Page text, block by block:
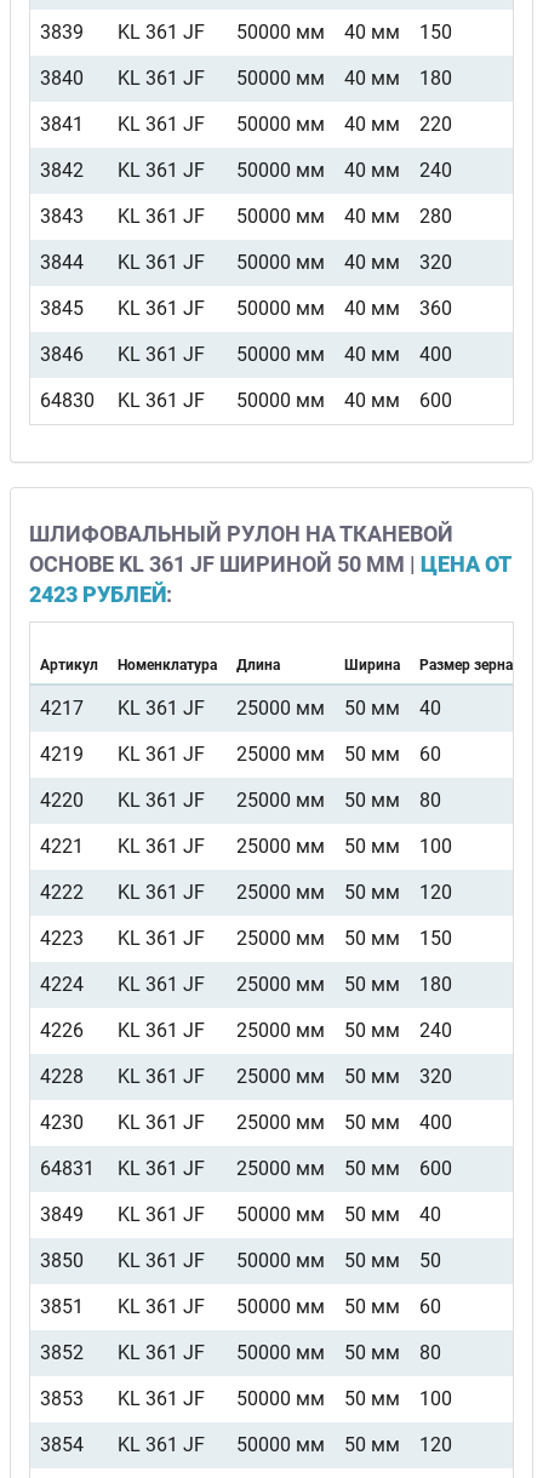
3839
KL 361 JF 50000 мм 40 мм
150
3840
KL 361 JF 50000 мм 40 мм
180
3841
KL 361 JF 50000 мм 40 мм
220
3842
KL 361 JF 50000 мм 40 мм
240
3843
KL 361 JF 50000 мм 40 мм
280
3844
KL 361 JF 50000 мм 40 мм
320
3845
KL 361 JF 50000 мм 40 мм
360
3846
KL 361 JF 50000 мм 40 мм
400
64830
KL 361 JF 50000 мм 40 мм 600
ШЛИФОВАЛЬНЫЙ РУЛОН НА ТКАНЕВОЙ
ОСНОВЕ KL 361 JF ШИРИНОЙ 50 ММ | ЦЕНА ОТ
2423 РУБЛЕЙ:
Артикул Номенклатура Длина Ширина Размер зерна
4217 KL 361 JF 25000 мм 50 мм
40
4219
KL 361 JF 25000 мм 50 мм
60
4220
KL 361 JF 25000 мм 50 мм
80
4221
KL 361 JF 25000 мм 50 мм
100
4222
KL 361 JF 25000 мм 50 мм
120
4223
KL 361 JF 25000 мм 50 мм
150
4224
KL 361 JF 25000 мм 50 мм
180
4226
KL 361 JF 25000 мм 50 мм
240
4228
KL 361 JF 25000 мм 50 мм
320
4230
KL 361 JF 25000 мм 50 мм
400
64831
KL 361 JF 25000 мм 50 мм
600
3849
KL 361 JF 50000 мм 50 мм
40
3850
KL 361 JF 50000 мм 50 мм
50
3851
KL 361 JF 50000 мм 50 мм
60
3852
KL 361 JF 50000 мм 50 мм
80
3853
KL 361 JF 50000 мм 50 мм
100
3854
KL 361 JF 50000 мм 50 мм
120